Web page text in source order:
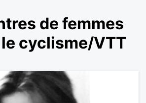
de femmes
cyclisme/VTT